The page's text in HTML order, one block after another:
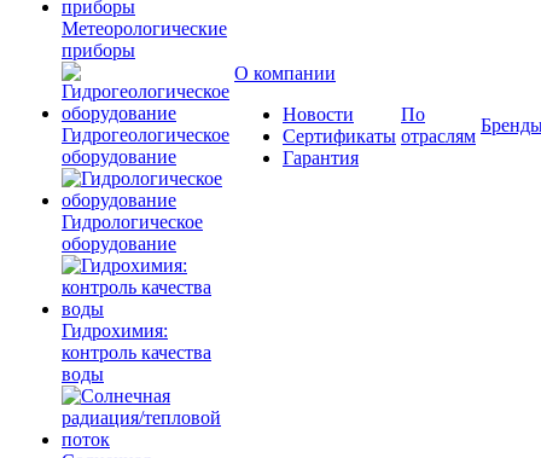
Метеорологические
приборы
Гидрогеологическое
оборудование
Гидрологическое
оборудование
Гидрохимия:
контроль качества
воды
О компании
Новости
Сертификаты
Гарантия
По
отраслям